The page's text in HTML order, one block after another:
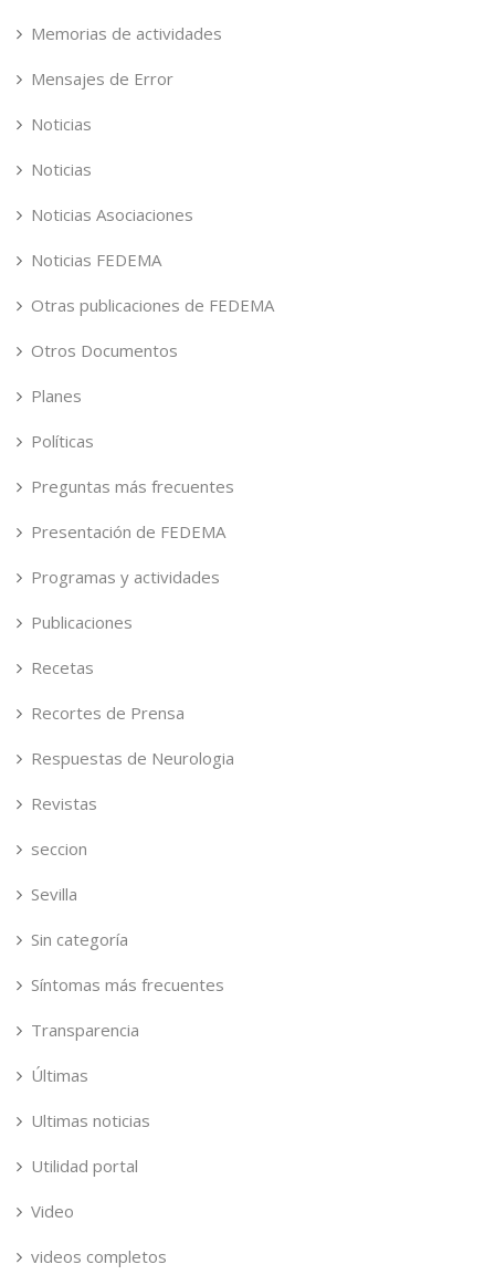
Memorias de actividades
Mensajes de Error
Noticias
Noticias
Noticias Asociaciones
Noticias FEDEMA
Otras publicaciones de FEDEMA
Otros Documentos
Planes
Políticas
Preguntas más frecuentes
Presentación de FEDEMA
Programas y actividades
Publicaciones
Recetas
Recortes de Prensa
Respuestas de Neurologia
Revistas
seccion
Sevilla
Sin categoría
Síntomas más frecuentes
Transparencia
Últimas
Ultimas noticias
Utilidad portal
Video
videos completos